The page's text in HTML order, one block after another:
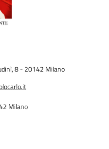
8 - 20142 Milano
Milano